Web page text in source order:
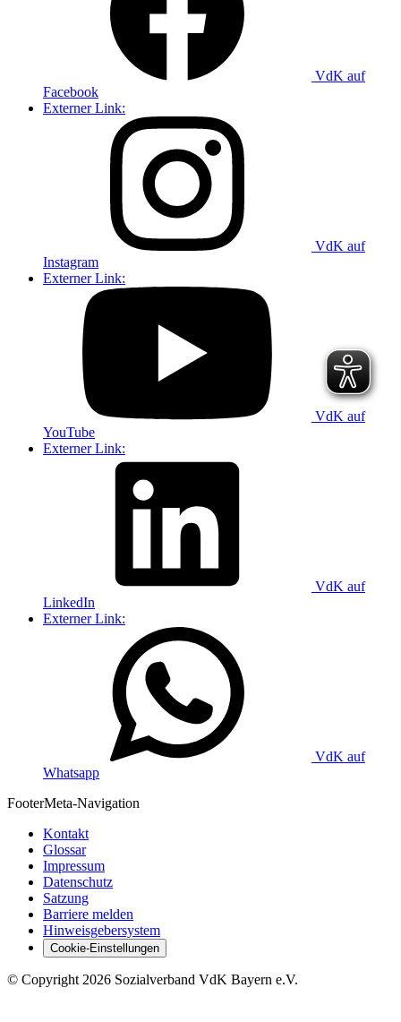
VdK auf
Facebook
Externer Link:
VdK auf
Instagram
Externer Link:
VdK auf
YouTube
Externer Link:
VdK auf
LinkedIn
Externer Link:
VdK auf
Whatsapp
FooterMeta-Navigation
Kontakt
Glossar
Impressum
Datenschutz
Satzung
Barriere melden
Hinweisgebersystem
Cookie-Einstellungen
© Copyright 2026 Sozialverband VdK Bayern e.V.